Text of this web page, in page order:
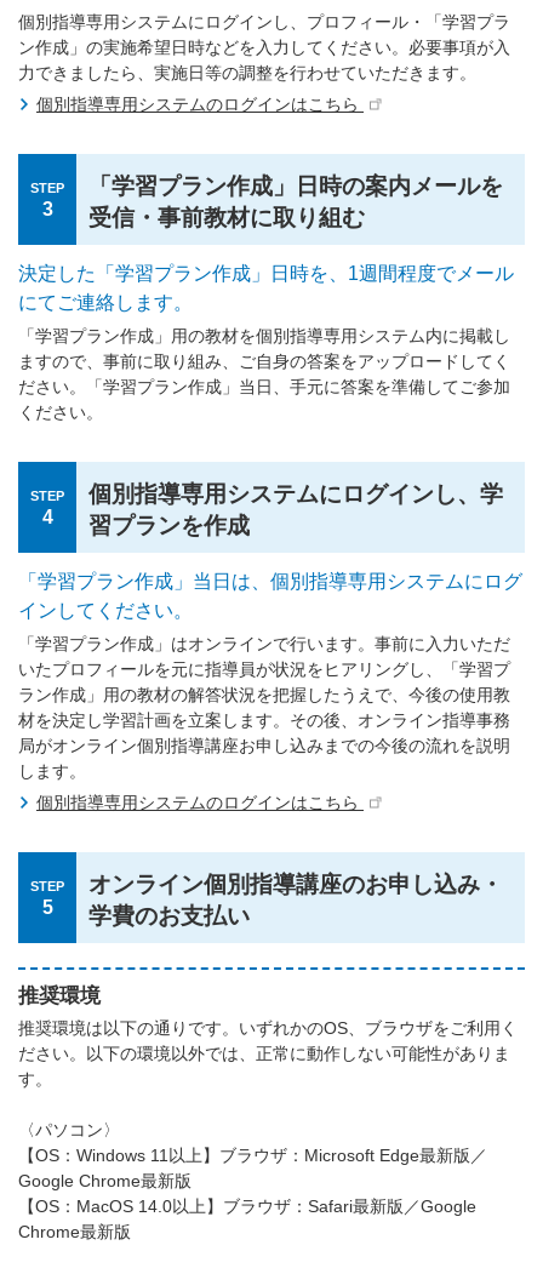
個別指導専用システムにログインし、プロフィール・「学習プラ
ン作成」の実施希望日時などを入力してください。必要事項が入
力できましたら、実施日等の調整を行わせていただきます。
個別指導専用システムのログインはこちら
STEP
3
「学習プラン作成」日時の案内メールを
受信・事前教材に取り組む
決定した「学習プラン作成」日時を、1週間程度でメール
にてご連絡します。
「学習プラン作成」用の教材を個別指導専用システム内に掲載し
ますので、事前に取り組み、ご自身の答案をアップロードしてく
ださい。「学習プラン作成」当日、手元に答案を準備してご参加
ください。
STEP
4
個別指導専用システムにログインし、学
習プランを作成
「学習プラン作成」当日は、個別指導専用システムにログ
インしてください。
「学習プラン作成」はオンラインで行います。事前に入力いただ
いたプロフィールを元に指導員が状況をヒアリングし、「学習プ
ラン作成」用の教材の解答状況を把握したうえで、今後の使用教
材を決定し学習計画を立案します。その後、オンライン指導事務
局がオンライン個別指導講座お申し込みまでの今後の流れを説明
します。
個別指導専用システムのログインはこちら
STEP
5
オンライン個別指導講座のお申し込み・
学費のお支払い
推奨環境
推奨環境は以下の通りです。いずれかのOS、ブラウザをご利用く
ださい。以下の環境以外では、正常に動作しない可能性がありま
す。
〈パソコン〉
【OS：Windows 11以上】ブラウザ：Microsoft Edge最新版／
Google Chrome最新版
【OS：MacOS 14.0以上】ブラウザ：Safari最新版／Google
Chrome最新版